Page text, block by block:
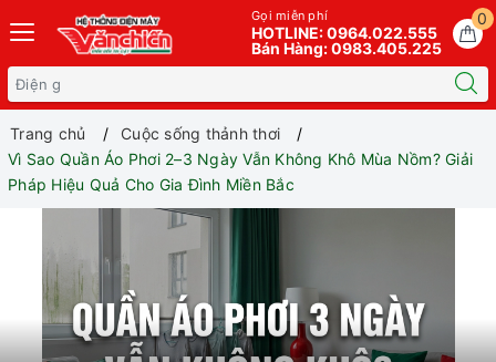
0
Gọi miễn phí
HOTLINE: 0964.022.555
Bán Hàng: 0983.405.225
Trang chủ
Cuộc sống thảnh thơi
Vì Sao Quần Áo Phơi 2–3 Ngày Vẫn Không Khô Mùa Nồm? Giải
Pháp Hiệu Quả Cho Gia Đình Miền Bắc